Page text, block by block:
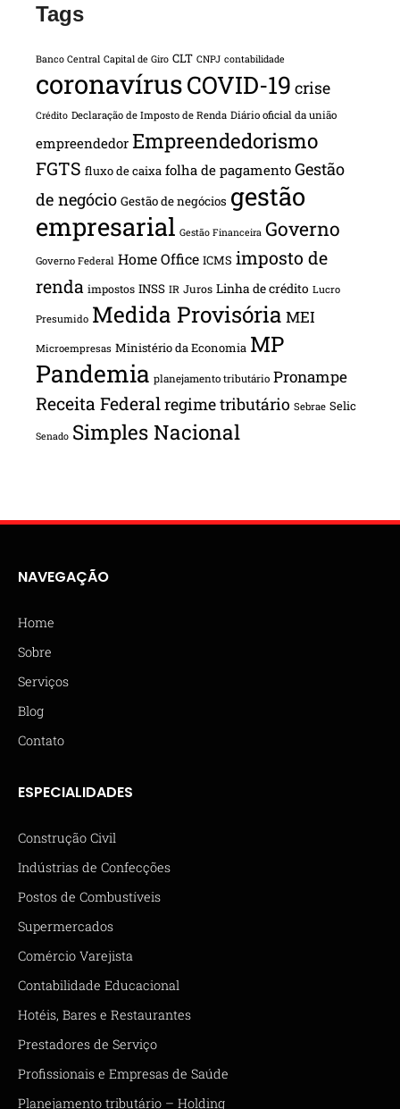
Tags
Banco Central Capital de Giro CLT CNPJ contabilidade
coronavírusCOVID-19 crise
Crédito Declaração de Imposto de Renda Diário oficial da união
empreendedor Empreendedorismo
FGTS fluxo de caixa folha de pagamento Gestão
de negócio Gestão de negócios gestão
empresarial Gestão Financeira Governo
Governo Federal Home Office ICMS imposto de
renda impostos INSS IR Juros Linha de crédito Lucro
Presumido Medida Provisória MEI
Microempresas Ministério da Economia MP
Pandemia planejamento tributário Pronampe
Receita Federalregime tributário Sebrae Selic
Senado Simples Nacional
NAVEGAÇÃO
Home
Sobre
Serviços
Blog
Contato
ESPECIALIDADES
Construção Civil
Indústrias de Confecções
Postos de Combustíveis
Supermercados
Comércio Varejista
Contabilidade Educacional
Hotéis, Bares e Restaurantes
Prestadores de Serviço
Profissionais e Empresas de Saúde
Planejamento tributário – Holding